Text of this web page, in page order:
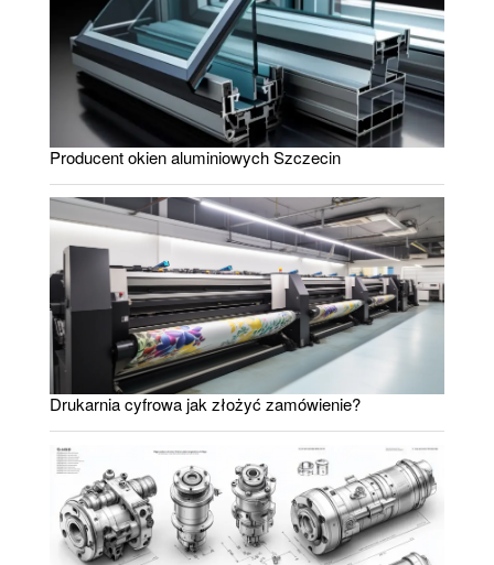
Producent okien aluminiowych Szczecin
Drukarnia cyfrowa jak złożyć zamówienie?